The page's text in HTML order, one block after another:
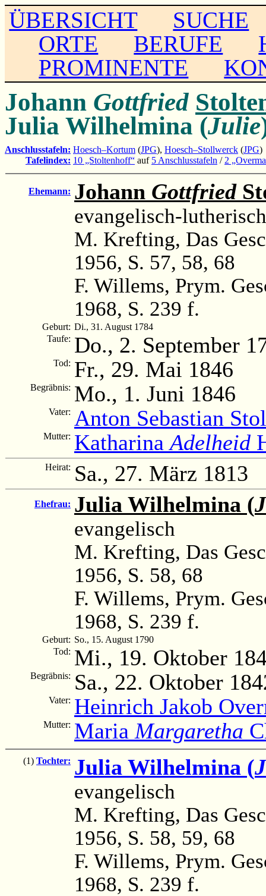
ÜBERSICHT
SUCHE
ORTE
BERUFE
PROMINENTE
Johann Gottfried
Julia Wilhelmina (Julie
Anschlusstafeln: Hoesch–Kortum (JPG), Hoesch–Stollwerck (JPG)
Tafelindex: 10 „Stoltenhoff“ auf 5 Anschlusstafeln / 2
Ehemann: Johann Gottfried
evangelisch-
M. Krefting, Das
1956, S. 57, 58, 68
F. Willems, Prym.
1968, S. 239 f.
Geburt: Di., 31. August 1784
Taufe: Do., 2. September
Tod: Fr., 29. Mai 1846
Begräbnis: Mo., 1. Juni 1846
Vater: Anton Sebastian
Mutter: KatharinaAdelheid
Heirat: Sa., 27. März 1813
Ehefrau: Julia Wilhelmina (
evangelisch
M. Krefting, Das
1956, S. 58, 68
F. Willems, Prym.
1968, S. 239 f.
Geburt: So., 15. August 1790
Tod: Mi., 19. Oktober
Begräbnis: Sa., 22. Oktober
Vater: Heinrich Jakob
Mutter: Maria Margaretha
(1) Tochter: Julia Wilhelmina (
evangelisch
M. Krefting, Das
1956, S. 58, 59, 68
F. Willems, Prym.
1968, S. 239 f.